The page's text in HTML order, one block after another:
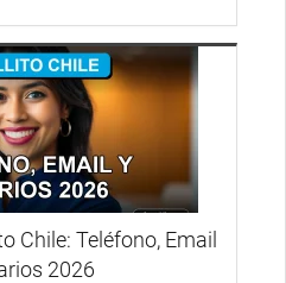
Chile: Teléfono, Email
2026